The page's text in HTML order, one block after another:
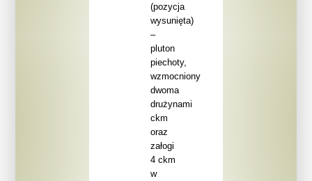
(pozycja
wysunięta)
–
pluton
piechoty,
wzmocniony
dwoma
drużynami
ckm
oraz
załogi
4 ckm
w